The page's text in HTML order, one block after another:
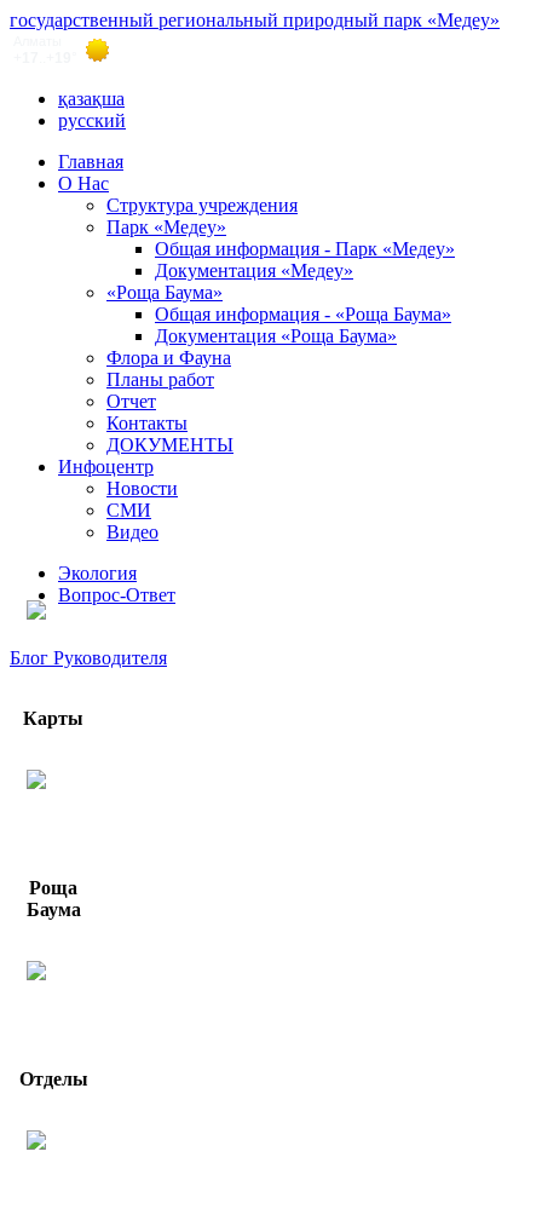
государственный региональный природный парк «Медеу»
қазақша
русский
Главная
О Нас
Структура учреждения
Парк «Медеу»
Общая информация - Парк «Медеу»
Документация «Медеу»
«Роща Баума»
Общая информация - «Роща Баума»
Документация «Роща Баума»
Флора и Фауна
Планы работ
Отчет
Контакты
ДОКУМЕНТЫ
Инфоцентр
Новости
СМИ
Видео
Экология
Вопрос-Ответ
Блог Руководителя
Карты
Роща
Баума
Отделы